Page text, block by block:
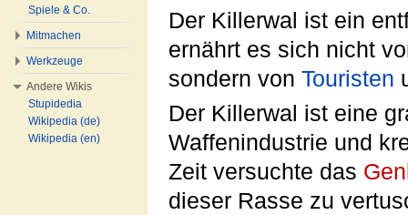
Der Killerwal ist ein
ernährt es sich nicht
sondern von Touristen
Der Killerwal ist eine
Waffenindustrie und
Zeit versuchte das
dieser Rasse zu
Spiele & Co.
Mitmachen
Werkzeuge
Andere Wikis
Stupidedia
Wikipedia (de)
Wikipedia (en)